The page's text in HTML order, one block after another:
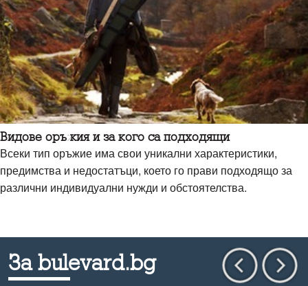
Видове оръжия и за кого са подходящи
Всеки тип оръжие има свои уникални характеристики,
предимства и недостатъци, което го прави подходящо за
различни индивидуални нужди и обстоятелства.
За bulevard.bg